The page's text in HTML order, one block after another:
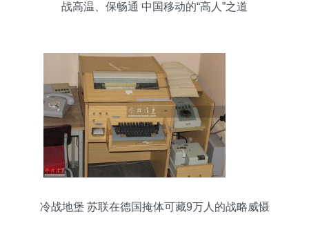
战高温、保畅通 中国移动的“高人”之道
冷战地堡 苏联在德国掩体可藏9万人的战略威慑